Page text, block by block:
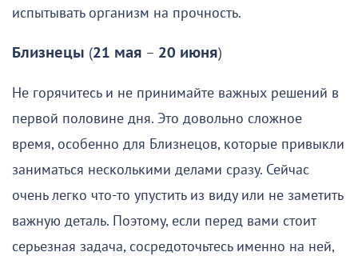
испытывать организм на прочность.
Близнецы (21 мая – 20 июня)
Не горячитесь и не принимайте важных решений в
первой половине дня. Это довольно сложное
время, особенно для Близнецов, которые привыкли
заниматься несколькими делами сразу. Сейчас
очень легко что-то упустить из виду или не заметить
важную деталь. Поэтому, если перед вами стоит
серьезная задача, сосредоточьтесь именно на ней,